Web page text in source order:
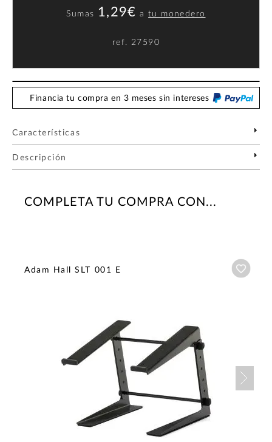
Sumas 1,29€ atu monedero
ref. 27590
Financia tu compra en 3 meses sin intereses
Características
Descripción
COMPLETA TU COMPRA CON...
Adam Hall SLT 001 E